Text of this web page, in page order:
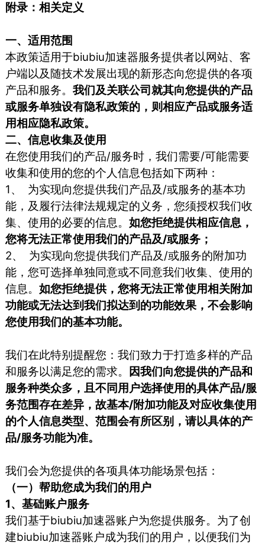
附录：相关定义
一、适用范围
本政策适用于biubiu加速器服务提供者以网站、客
户端以及随技术发展出现的新形态向您提供的各项
产品和服务。我们及关联公司就其向您提供的产品
或服务单独设有隐私政策的，则相应产品或服务适
用相应隐私政策。
二、信息收集及使用
在您使用我们的产品/服务时，我们需要/可能需要
收集和使用的您的个人信息包括如下两种：
1、 为实现向您提供我们产品及/或服务的基本功
能，及履行法律法规规定的义务，您须授权我们收
集、使用的必要的信息。如您拒绝提供相应信息，
您将无法正常使用我们的产品及/或服务；
2、 为实现向您提供我们产品及/或服务的附加功
能，您可选择单独同意或不同意我们收集、使用的
信息。如您拒绝提供，您将无法正常使用相关附加
功能或无法达到我们拟达到的功能效果，不会影响
您使用我们的基本功能。
我们在此特别提醒您：我们致力于打造多样的产品
和服务以满足您的需求。
因我们向您提供的产品和
服务种类众多，且不同用户选择使用的具体产品/服
务范围存在差异，故基本/附加功能及对应收集使用
的个人信息类型、范围会有所区别，请以具体的产
品/服务功能为准。
我们会为您提供的各项具体功能场景包括：
（一）帮助您成为我们的用户
1、基础账户服务
我们基于biubiu加速器账户为您提供服务。为了创
建biubiu加速器账户成为我们的用户，以便我们为